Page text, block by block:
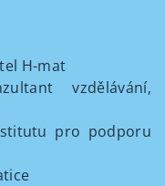
H-mat
vzdělávání,
pro podporu